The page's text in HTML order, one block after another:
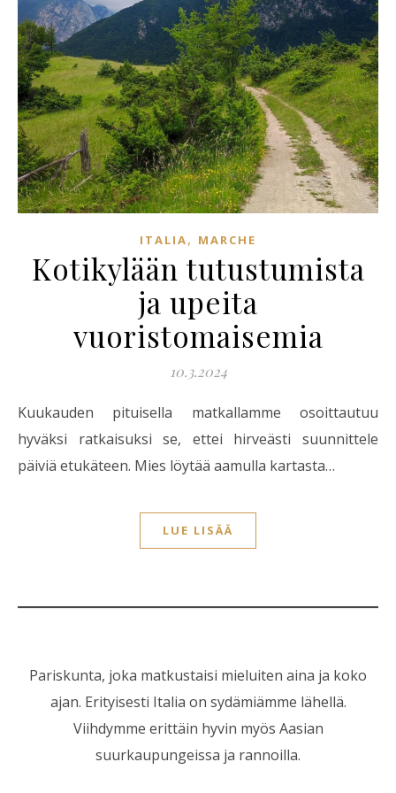
ITALIA, MARCHE
Kotikylään tutustumista
ja upeita
vuoristomaisemia
10.3.2024
Kuukauden pituisella matkallamme osoittautuu
hyväksi ratkaisuksi se, ettei hirveästi suunnittele
päiviä etukäteen. Mies löytää aamulla kartasta…
LUE LISÄÄ
Pariskunta, joka matkustaisi mieluiten aina ja koko
ajan. Erityisesti Italia on sydämiämme lähellä.
Viihdymme erittäin hyvin myös Aasian
suurkaupungeissa ja rannoilla.